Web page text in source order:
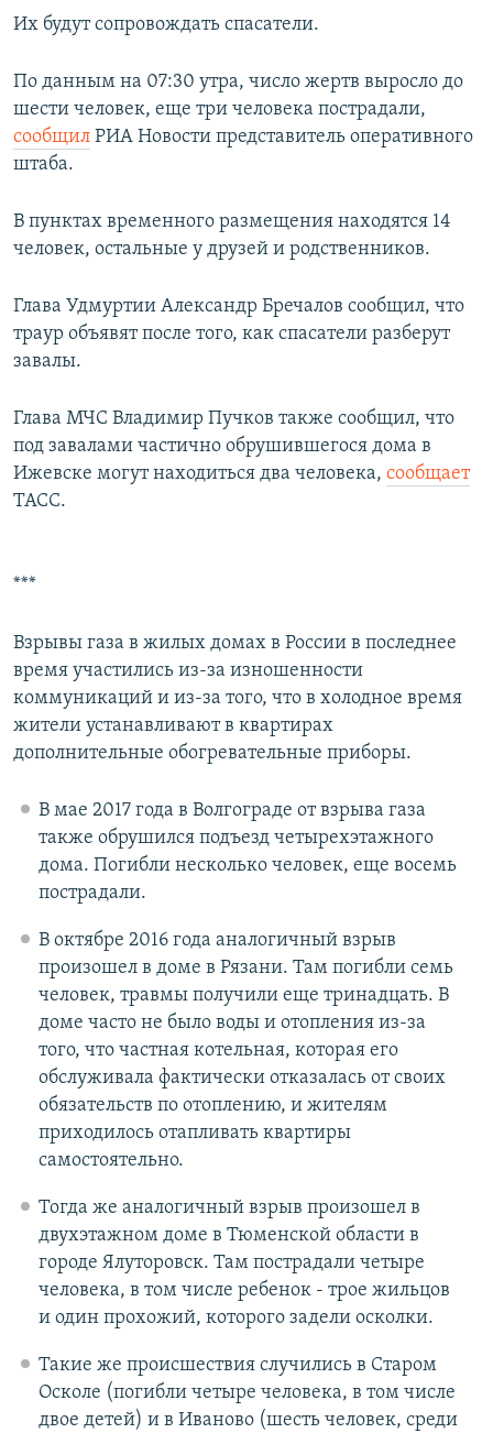
Их будут сопровождать спасатели.
По данным на 07:30 утра, число жертв выросло до
шести человек, еще три человека пострадали,
сообщил РИА Новости представитель оперативного
штаба.
В пунктах временного размещения находятся 14
человек, остальные у друзей и родственников.
Глава Удмуртии Александр Бречалов сообщил, что
траур объявят после того, как спасатели разберут
завалы.
Глава МЧС Владимир Пучков также сообщил, что
под завалами частично обрушившегося дома в
Ижевске могут находиться два человека, сообщает
ТАСС.
***
Взрывы газа в жилых домах в России в последнее
время участились из-за изношенности
коммуникаций и из-за того, что в холодное время
жители устанавливают в квартирах
дополнительные обогревательные приборы.
В мае 2017 года в Волгограде от взрыва газа
также обрушился подъезд четырехэтажного
дома. Погибли несколько человек, еще восемь
пострадали.
В октябре 2016 года аналогичный взрыв
произошел в доме в Рязани. Там погибли семь
человек, травмы получили еще тринадцать. В
доме часто не было воды и отопления из-за
того, что частная котельная, которая его
обслуживала фактически отказалась от своих
обязательств по отоплению, и жителям
приходилось отапливать квартиры
самостоятельно.
Тогда же аналогичный взрыв произошел в
двухэтажном доме в Тюменской области в
городе Ялуторовск. Там пострадали четыре
человека, в том числе ребенок - трое жильцов
и один прохожий, которого задели осколки.
Такие же происшествия случились в Старом
Осколе (погибли четыре человека, в том числе
двое детей) и в Иваново (шесть человек, среди